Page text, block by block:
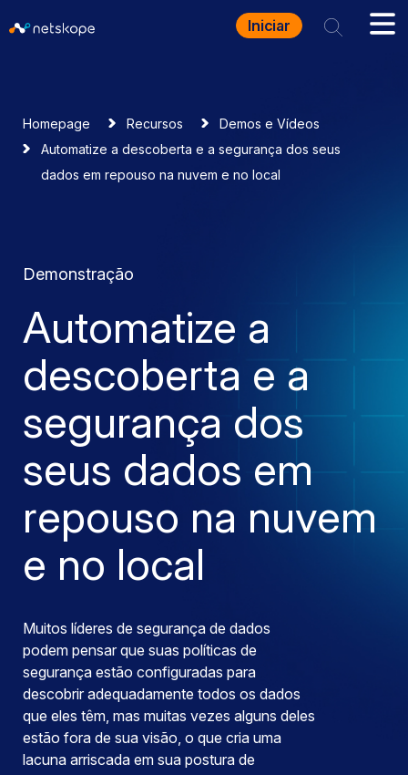
Iniciar
Homepage Recursos
Demos e Vídeos
Automatize a descoberta e a segurança dos seus
dados em repouso na nuvem e no local
Demonstração
Automatize a
descoberta e a
segurança dos
seus dados em
repouso na nuvem
e no local
Muitos líderes de segurança de dados
podem pensar que suas políticas de
segurança estão configuradas para
descobrir adequadamente todos os dados
que eles têm, mas muitas vezes alguns deles
estão fora de sua visão, o que cria uma
lacuna arriscada em sua postura de